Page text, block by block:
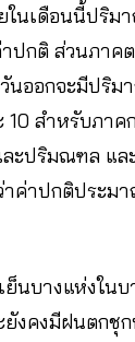
ในเดือนนี้ปริม
ปกติ ส่วนภาค
นออกจะมีปริม
สำหรับภาค
ะปริมณฑล แล
ค่าปกติประม
นบางแห่งในบ
งคงมีฝนตกชุ